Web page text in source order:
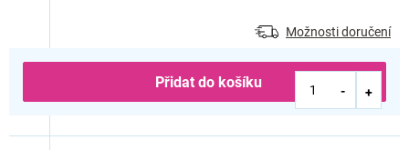
Možnosti doručení
Přidat do košíku